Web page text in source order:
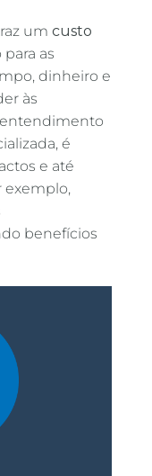
um custo
as
dinheiro e
às
é
e até
exemplo,
benefícios